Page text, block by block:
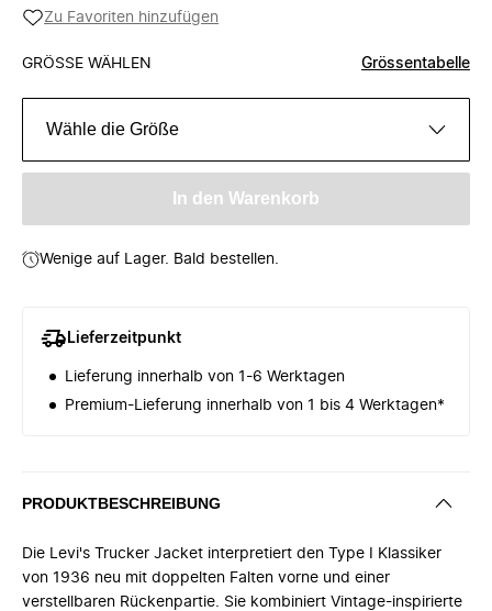
Zu Favoriten hinzufügen
GRÖSSE WÄHLEN Grössentabelle
Wähle die Größe
In den Warenkorb
Wenige auf Lager. Bald bestellen.
Lieferzeitpunkt
Lieferung innerhalb von 1-6 Werktagen
Premium-Lieferung innerhalb von 1 bis 4 Werktagen*
PRODUKTBESCHREIBUNG
Die Levi's Trucker Jacket interpretiert den Type I Klassiker
von 1936 neu mit doppelten Falten vorne und einer
verstellbaren Rückenpartie. Sie kombiniert Vintage-inspirierte